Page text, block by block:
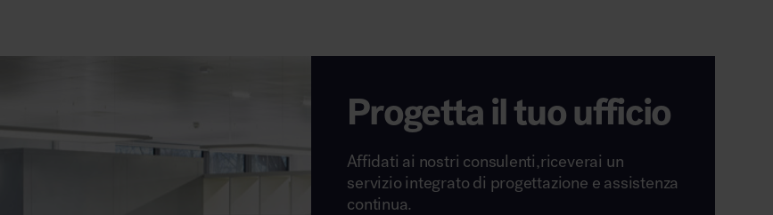
Progetta il tuo ufficio
Affidati ai nostri consulenti,riceverai un
servizio integrato di progettazione e assistenza
continua.